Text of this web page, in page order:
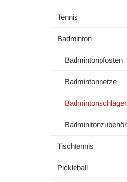
Tennis
Badminton
Badmintonpfosten
Badmintonnetze
Badmintonschläger
Badminitonzubehör
Tischtennis
Pickleball